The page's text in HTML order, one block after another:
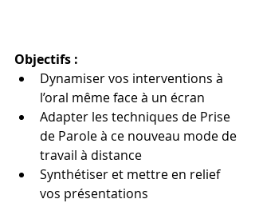
Objectifs :
Dynamiser vos interventions à
l’oral même face à un écran
Adapter les techniques de Prise
de Parole à ce nouveau mode de
travail à distance
Synthétiser et mettre en relief
vos présentations